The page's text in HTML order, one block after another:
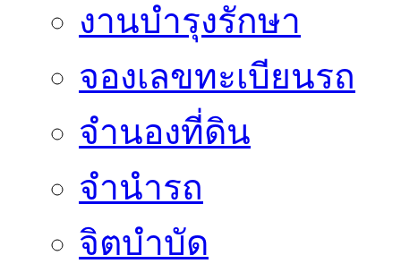
งานบำรุงรักษา
จองเลขทะเบียนรถ
จำนองที่ดิน
จำนำรถ
จิตบำบัด